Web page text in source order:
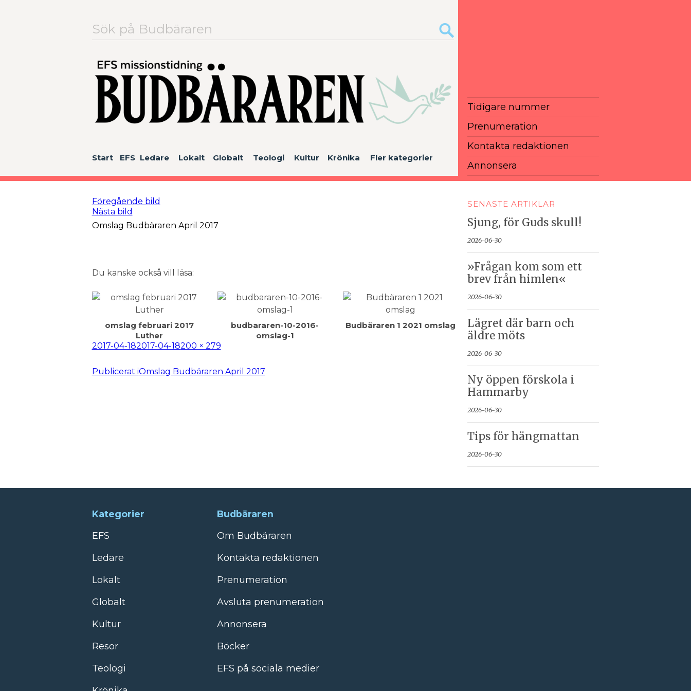
Sök
efter:
Start EFS Ledare Lokalt Globalt Teologi Kultur Krönika Fler kategorier
Tidigare nummer
Prenumeration
Kontakta redaktionen
Annonsera
Föregående bild
Nästa bild
Omslag Budbäraren April 2017
Du kanske också vill läsa:
omslag februari 2017
Luther
budbararen-10-2016-
omslag-1
Budbäraren 1 2021 omslag
Postat
2017-04-182017-04-18Full
200 × 279
Inläggsnavigering
Publicerat iOmslag Budbäraren April 2017
SENASTE ARTIKLAR
Sjung, för Guds skull!
2026-06-30
»Frågan kom som ett
brev från himlen«
2026-06-30
Lägret där barn och
äldre möts
2026-06-30
Ny öppen förskola i
Hammarby
2026-06-30
Tips för hängmattan
2026-06-30
Kategorier
EFS
Ledare
Lokalt
Globalt
Kultur
Resor
Teologi
Budbäraren
Om Budbäraren
Kontakta redaktionen
Prenumeration
Avsluta prenumeration
Annonsera
Böcker
EFS på sociala medier